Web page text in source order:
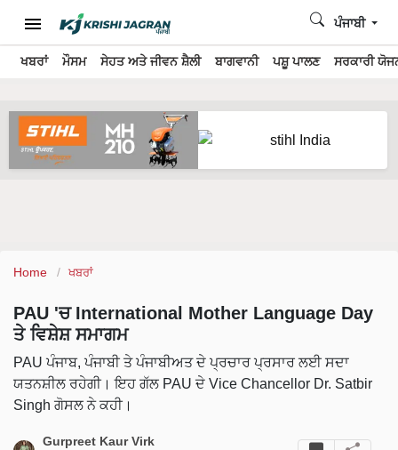
ਖਬਰਾਂ ਮੌਸਮ ਸੇਹਤ ਅਤੇ ਜੀਵਨ ਸ਼ੈਲੀ ਬਾਗਵਾਨੀ ਪਸ਼ੂ ਪਾਲਣ ਸਰਕਾਰੀ
ਪੰਜਾਬੀ
Home ਖਬਰਾਂ
PAU 'ਚ International Mother Language Day
ਤੇ ਵਿਸ਼ੇਸ਼ ਸਮਾਗਮ
PAU ਪੰਜਾਬ, ਪੰਜਾਬੀ ਤੇ ਪੰਜਾਬੀਅਤ ਦੇ ਪ੍ਰਚਾਰ ਪ੍ਰਸਾਰ ਲਈ ਸਦਾ
ਯਤਨਸ਼ੀਲ ਰਹੇਗੀ। ਇਹ ਗੱਲ PAU ਦੇ Vice Chancellor Dr. Satbir
Singh ਗੋਸਲ ਨੇ ਕਹੀ।
Gurpreet Kaur Virk